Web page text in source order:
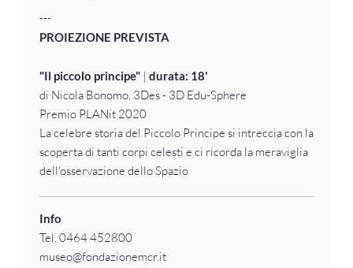
---
PROIEZIONE PREVISTA
"Il piccolo principe" | durata: 18'
di Nicola Bonomo, 3Des - 3D Edu-Sphere
Premio PLANit 2020
La celebre storia del Piccolo Principe si intreccia con la
scoperta di tanti corpi celesti e ci ricorda la meraviglia
dell’osservazione dello Spazio
Info
Tel. 0464 452800
museo@fondazionemcr.it